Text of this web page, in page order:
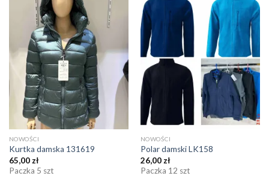
NOWOŚCI
Kurtka damska 131619
65,00 zł
Paczka 5 szt
NOWOŚCI
Polar damski LK158
26,00 zł
Paczka 12 szt